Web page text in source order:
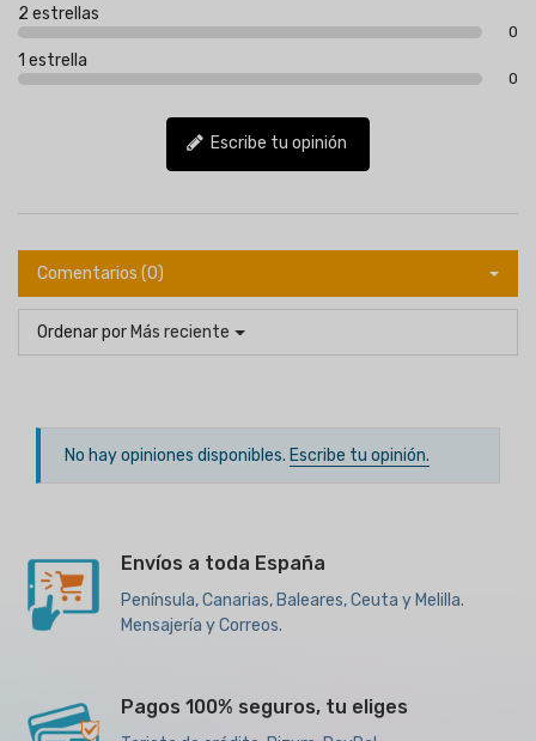
2 estrellas
0
1 estrella
0
Escribe tu opinión
Comentarios (0)
Ordenar por Más reciente
No hay opiniones disponibles. Escribe tu opinión.
Envíos a toda España
Península, Canarias, Baleares, Ceuta y Melilla.
Mensajería y Correos.
Pagos 100% seguros, tu eliges